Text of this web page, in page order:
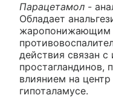
Парацетамол -
Обладает
жаропонижающим
действия связан с
простагландинов,
влиянием на
гипоталамусе.